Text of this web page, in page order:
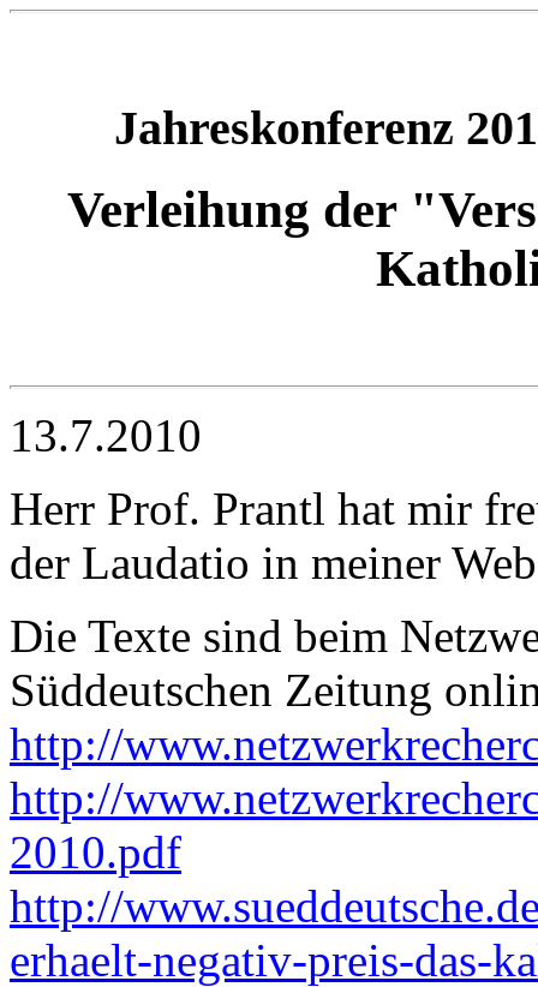
Jahreskonferenz
Verleihung der
13.7.2010
Herr Prof. Prantl hat mir
der Laudatio in meiner
Die Texte sind beim
Süddeutschen Zeitung
http://
http://
2010.pdf
http://
erhaelt-negativ-preis-das-